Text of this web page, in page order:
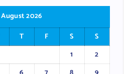
August 2026
T F S
S
1
2